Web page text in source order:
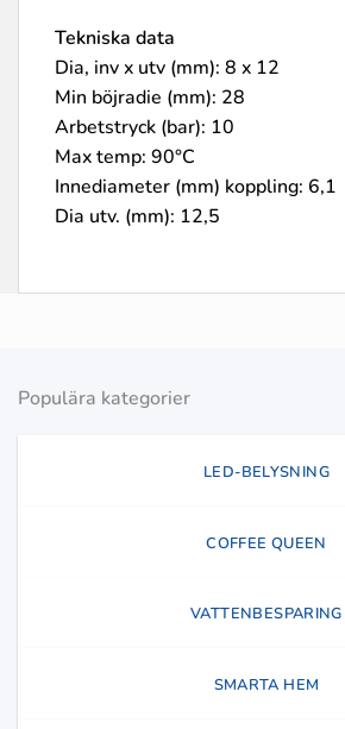
Tekniska data
Dia, inv x utv (mm): 8 x 12
Min böjradie (mm): 28
Arbetstryck (bar): 10
Max temp: 90°C
Innediameter (mm) koppling: 6,1
Dia utv. (mm): 12,5
Populära kategorier
LED-BELYSNING
COFFEE QUEEN
VATTENBESPARING
SMARTA HEM